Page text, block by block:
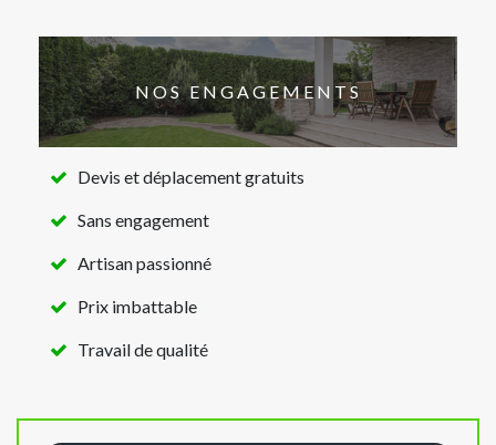
NOS ENGAGEMENTS
Devis et déplacement gratuits
Sans engagement
Artisan passionné
Prix imbattable
Travail de qualité